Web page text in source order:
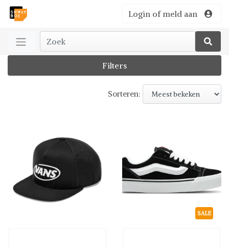
Login of meld aan
Filters
Sorteren:
SALE